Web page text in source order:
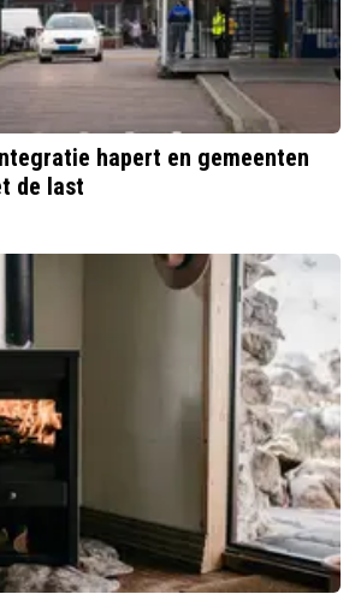
hapert en gemeenten
de last